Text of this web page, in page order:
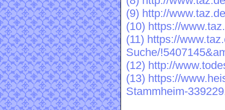
(9) http://
(10) https://
(11) https://
Suche/
(12) http://
(13) https://
Stammheim-